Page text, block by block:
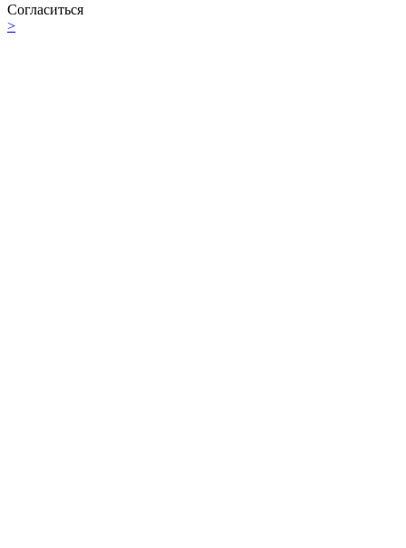
Согласиться
>